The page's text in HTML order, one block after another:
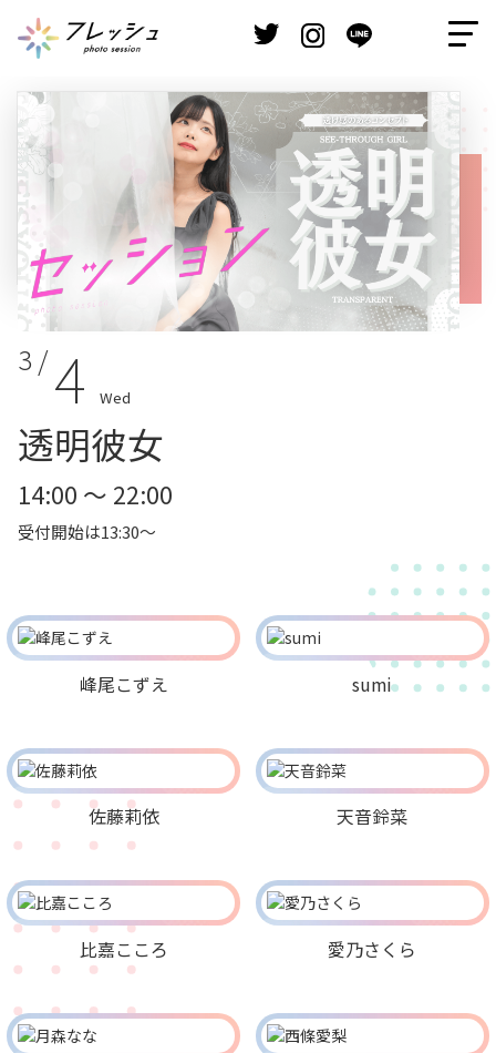
3 /4 Wed
透明彼女
14:00 ～ 22:00
受付開始は13:30～
峰尾こずえ sumi
佐藤莉依 天音鈴菜
比嘉こころ 愛乃さくら